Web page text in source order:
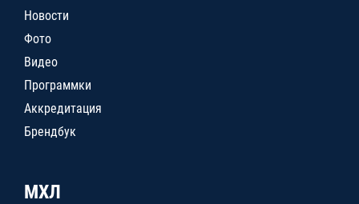
Новости
Фото
Видео
Программки
Аккредитация
Брендбук
МХЛ